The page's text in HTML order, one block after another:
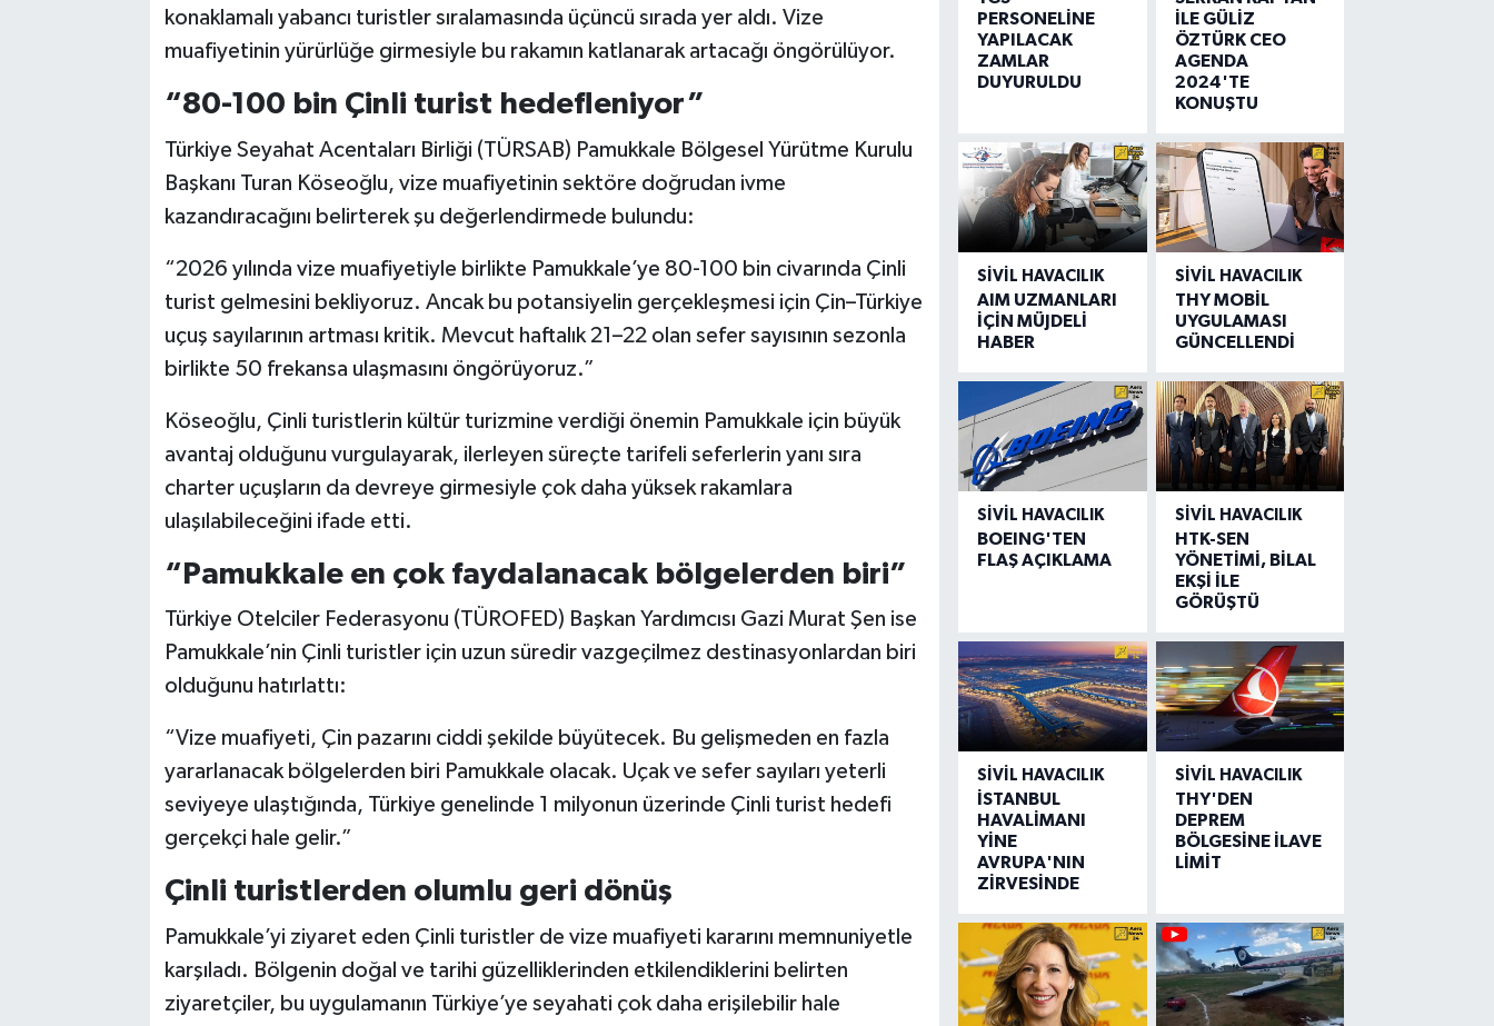
konaklamalı yabancı turistler sıralamasında üçüncü sırada yer aldı. Vize
muafiyetinin yürürlüğe girmesiyle bu rakamın katlanarak artacağı öngörülüyor.
“80-100 bin Çinli turist hedefleniyor”
Türkiye Seyahat Acentaları Birliği (TÜRSAB) Pamukkale Bölgesel Yürütme Kurulu
Başkanı Turan Köseoğlu, vize muafiyetinin sektöre doğrudan ivme
kazandıracağını belirterek şu değerlendirmede bulundu:
“2026 yılında vize muafiyetiyle birlikte Pamukkale’ye 80-100 bin civarında Çinli
turist gelmesini bekliyoruz. Ancak bu potansiyelin gerçekleşmesi için Çin–Türkiye
uçuş sayılarının artması kritik. Mevcut haftalık 21–22 olan sefer sayısının sezonla
birlikte 50 frekansa ulaşmasını öngörüyoruz.”
Köseoğlu, Çinli turistlerin kültür turizmine verdiği önemin Pamukkale için büyük
avantaj olduğunu vurgulayarak, ilerleyen süreçte tarifeli seferlerin yanı sıra
charter uçuşların da devreye girmesiyle çok daha yüksek rakamlara
ulaşılabileceğini ifade etti.
“Pamukkale en çok faydalanacak bölgelerden biri”
Türkiye Otelciler Federasyonu (TÜROFED) Başkan Yardımcısı Gazi Murat Şen ise
Pamukkale’nin Çinli turistler için uzun süredir vazgeçilmez destinasyonlardan biri
olduğunu hatırlattı:
“Vize muafiyeti, Çin pazarını ciddi şekilde büyütecek. Bu gelişmeden en fazla
yararlanacak bölgelerden biri Pamukkale olacak. Uçak ve sefer sayıları yeterli
seviyeye ulaştığında, Türkiye genelinde 1 milyonun üzerinde Çinli turist hedefi
gerçekçi hale gelir.”
Çinli turistlerden olumlu geri dönüş
Pamukkale’yi ziyaret eden Çinli turistler de vize muafiyeti kararını memnuniyetle
karşıladı. Bölgenin doğal ve tarihi güzelliklerinden etkilendiklerini belirten
ziyaretçiler, bu uygulamanın Türkiye’ye seyahati çok daha erişilebilir hale
PERSONELİNE
YAPILACAK
ZAMLAR
DUYURULDU
İLE GÜLİZ
ÖZTÜRK CEO
AGENDA
2024'TE
KONUŞTU
SIVIL HAVACILIK
AIM UZMANLARI
İÇİN MÜJDELİ
HABER
SIVIL HAVACILIK
THY MOBİL
UYGULAMASI
GÜNCELLENDİ
SIVIL HAVACILIK
BOEING'TEN
FLAŞ AÇIKLAMA
SIVIL HAVACILIK
HTK-SEN
YÖNETİMİ, BİLAL
EKŞİ İLE
GÖRÜŞTÜ
SIVIL HAVACILIK
İSTANBUL
HAVALİMANI
YİNE
AVRUPA'NIN
ZİRVESİNDE
SIVIL HAVACILIK
THY'DEN
DEPREM
BÖLGESİNE İLAVE
LİMİT